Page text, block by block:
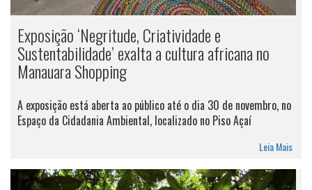
Exposição ‘Negritude, Criatividade e
Sustentabilidade’ exalta a cultura africana no
Manauara Shopping
A exposição está aberta ao público até o dia 30 de novembro, no
Espaço da Cidadania Ambiental, localizado no Piso Açaí
Leia Mais